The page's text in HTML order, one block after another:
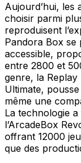
Aujourd’hui, les
choisir parmi
reproduisent
Pandora Box se
accessible,
entre 2800 et
genre, la
Ultimate,
même une
La technologie
l’ArcadeBox
offrant 12000
que des